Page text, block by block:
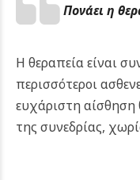
Πονάει η
Η θεραπεία είναι
περισσότεροι
ευχάριστη αίσθηση
της συνεδρίας,